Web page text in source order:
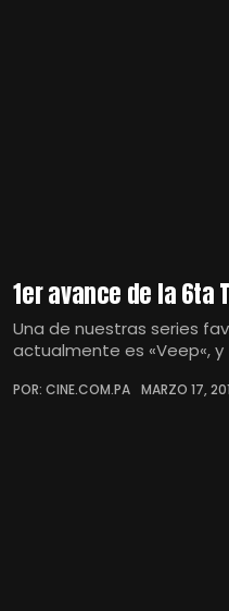
1er avance de la 6ta
Una de nuestras series
actualmente es «Veep«, y
POR: CINE.COM.PA MARZO 17,